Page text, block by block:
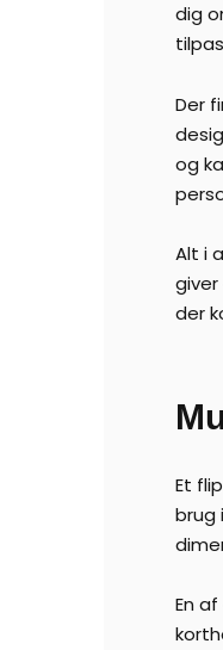
dig
Der
og
Alt i
der
Et
brug
En